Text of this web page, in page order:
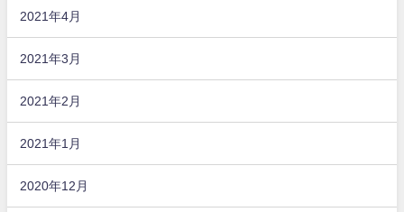
2021年4月
2021年3月
2021年2月
2021年1月
2020年12月